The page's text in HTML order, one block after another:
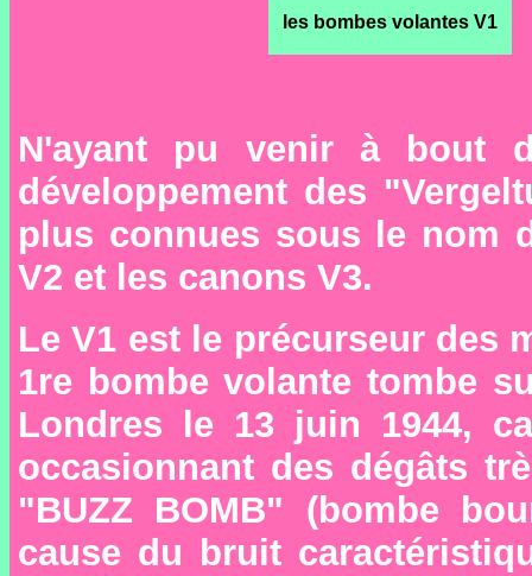
les bombes volantes V1
N'ayant pu venir à bout
développement des
plus connues sous le nom
V2 et les canons V3.
Le V1 est le précurseur des
1re bombe volante tombe
Londres le 13 juin 1944,
occasionnant des dégâts
"BUZZ BOMB" (bombe
cause du bruit